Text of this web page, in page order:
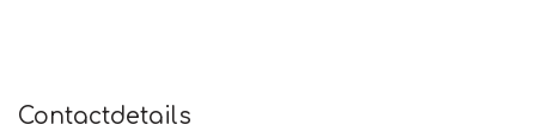
Contactdetails